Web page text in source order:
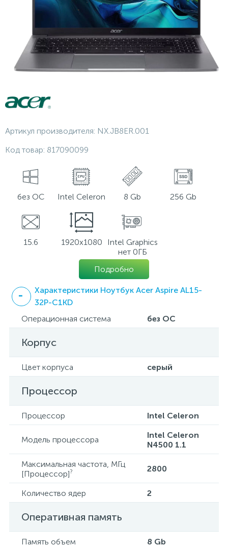
Артикул производителя: NX.JB8ER.001
Код товар: 817090099
без ОС Intel Celeron 8 Gb 256 Gb
15.6 1920x1080
Intel Graphics
нет 0ГБ
Подробно
Характеристики Ноутбук Acer Aspire AL15-
32P-C1KD
Операционная система
без ОС
Корпус
Цвет корпуса серый
Процессор
Процессор Intel Celeron
Модель процессора
Intel Celeron
N4500 1.1
Максимальная частота, МГц
[Процессор]? 2800
Количество ядер 2
Оперативная память
Память объем
8 Gb